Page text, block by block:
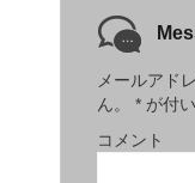
メールアド
ん。
* が付
コメント